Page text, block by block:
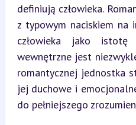
definiują człowieka.
z typowym naciskiem na
człowieka jako
wewnętrzne jest
romantycznej jednostka
jej duchowe i
do pełniejszego